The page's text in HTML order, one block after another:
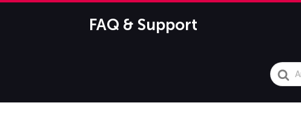
FAQ & Support
Search
For